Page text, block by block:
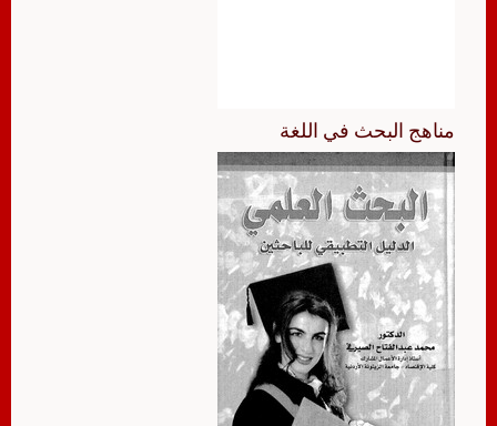
مناهج البحث في اللغة